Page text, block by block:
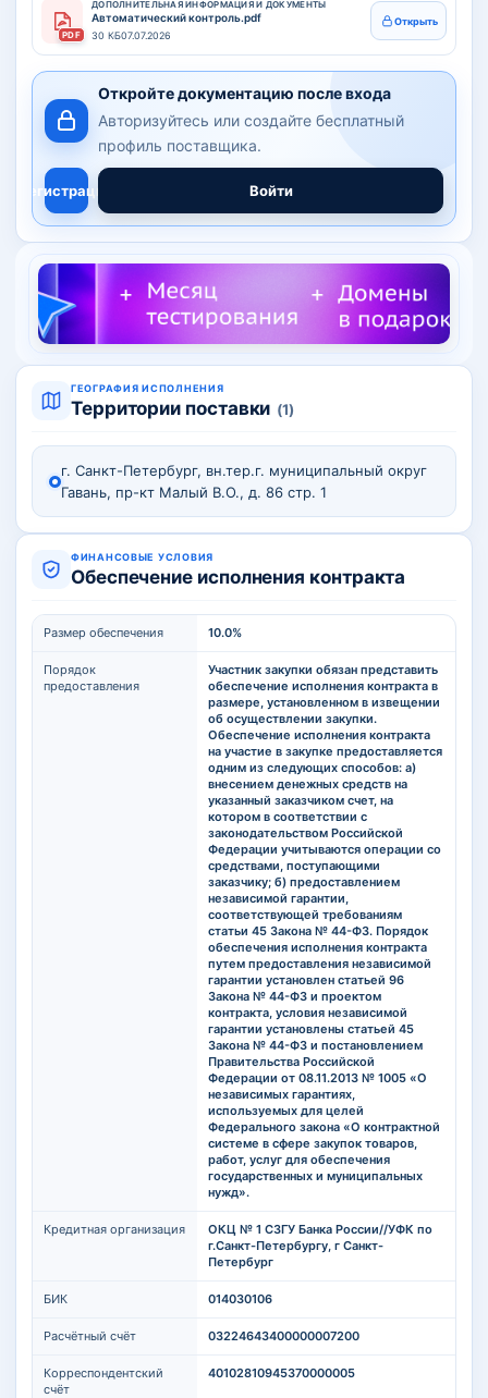
PDF
ДОПОЛНИТЕЛЬНАЯ ИНФОРМАЦИЯ И ДОКУМЕНТЫ
Автоматический контроль.pdf
30 КБ07.07.2026
Открыть
Откройте документацию после входа
Авторизуйтесь или создайте бесплатный
профиль поставщика.
Регистрация Войти
ГЕОГРАФИЯ ИСПОЛНЕНИЯ
Территории поставки (1)
г. Санкт-Петербург, вн.тер.г. муниципальный округ
Гавань, пр-кт Малый В.О., д. 86 стр. 1
ФИНАНСОВЫЕ УСЛОВИЯ
Обеспечение исполнения контракта
Размер обеспечения 10.0%
Порядок
предоставления
Участник закупки обязан представить
обеспечение исполнения контракта в
размере, установленном в извещении
об осуществлении закупки.
Обеспечение исполнения контракта
на участие в закупке предоставляется
одним из следующих способов: а)
внесением денежных средств на
указанный заказчиком счет, на
котором в соответствии с
законодательством Российской
Федерации учитываются операции со
средствами, поступающими
заказчику; б) предоставлением
независимой гарантии,
соответствующей требованиям
статьи 45 Закона № 44-ФЗ. Порядок
обеспечения исполнения контракта
путем предоставления независимой
гарантии установлен статьей 96
Закона № 44-ФЗ и проектом
контракта, условия независимой
гарантии установлены статьей 45
Закона № 44-ФЗ и постановлением
Правительства Российской
Федерации от 08.11.2013 № 1005 «О
независимых гарантиях,
используемых для целей
Федерального закона «О контрактной
системе в сфере закупок товаров,
работ, услуг для обеспечения
государственных и муниципальных
нужд».
Кредитная организация
ОКЦ № 1 СЗГУ Банка России//УФК по
г.Санкт-Петербургу, г Санкт-
Петербург
БИК 014030106
Расчётный счёт 03224643400000007200
Корреспондентский
счёт
40102810945370000005